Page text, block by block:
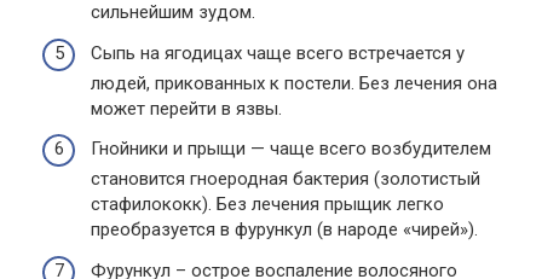
сильнейшим зудом.
Сыпь на ягодицах чаще всего встречается у
людей, прикованных к постели. Без лечения она
может перейти в язвы.
Гнойники и прыщи — чаще всего возбудителем
становится гноеродная бактерия (золотистый
стафилококк). Без лечения прыщик легко
преобразуется в фурункул (в народе «чирей»).
Фурункул – острое воспаление волосяного